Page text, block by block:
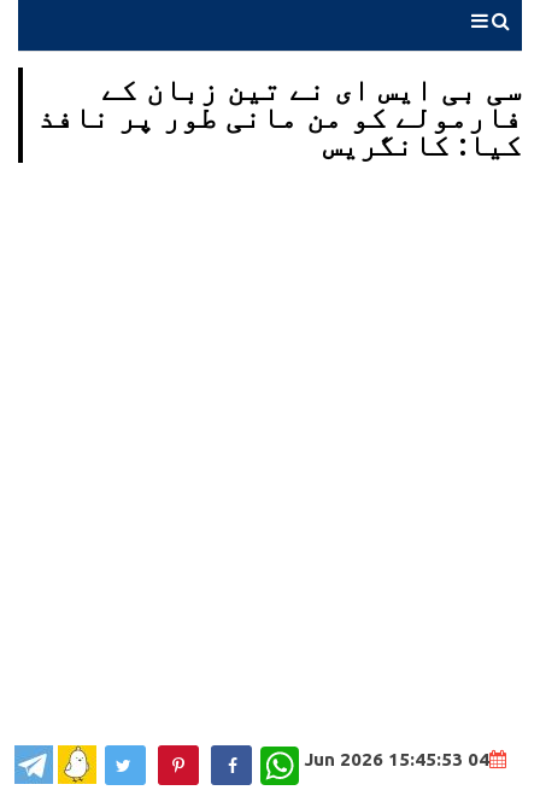
سی بی ایس ای نے تین زبان کے
فارمولے کو من مانی طور پر نافذ
کیا: کانگریس
04 Jun 2026 15:45:53
WhatsApp